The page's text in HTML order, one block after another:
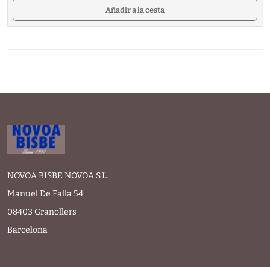
Añadir a la cesta
NOVOA BISBE NOVOA S.L.
Manuel De Falla 54
08403 Granollers
Barcelona